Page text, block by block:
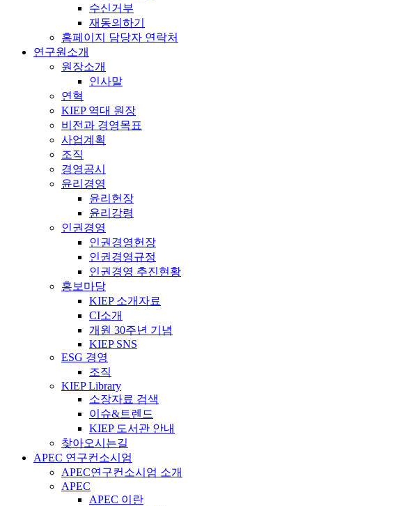
수신거부
재동의하기
홈페이지 담당자 연락처
연구원소개
원장소개
인사말
연혁
KIEP 역대 원장
비전과 경영목표
사업계획
조직
경영공시
윤리경영
윤리헌장
윤리강령
인권경영
인권경영헌장
인권경영규정
인권경영 추진현황
홍보마당
KIEP 소개자료
CI소개
개원 30주년 기념
KIEP SNS
ESG 경영
조직
KIEP Library
소장자료 검색
이슈&트렌드
KIEP 도서관 안내
찾아오시는길
APEC 연구컨소시엄
APEC연구컨소시엄 소개
APEC
APEC 이란